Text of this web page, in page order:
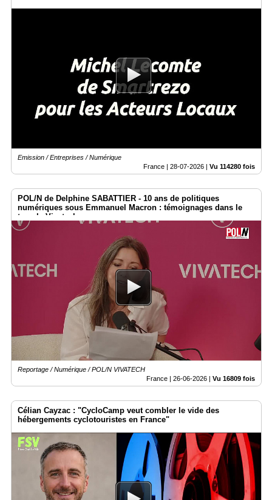
Emission / Entreprises / Numérique
France | 28-07-2026 | Vu 114280 fois
POL/N de Delphine SABATTIER - 10 ans de politiques
numériques sous Emmanuel Macron : témoignages dans le
temple Vivatech
Reportage / Numérique / POL/N VIVATECH
France | 26-06-2026 Vu 16809 fois
Célian Cayzac : "CycloCamp veut combler le vide des
hébergements cyclotouristes en France"